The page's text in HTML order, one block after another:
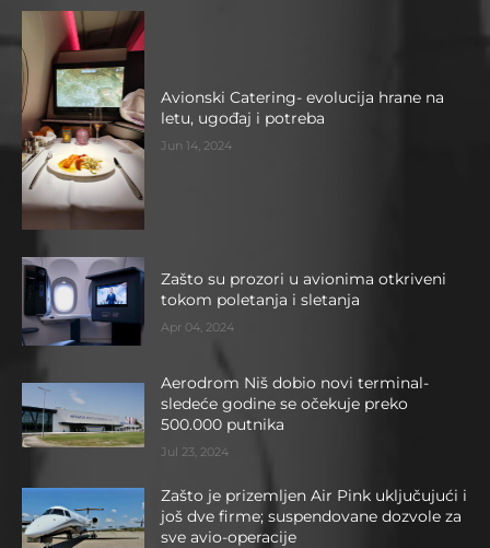
Avionski Catering- evolucija hrane na
letu, ugođaj i potreba
Jun 14, 2024
Zašto su prozori u avionima otkriveni
tokom poletanja i sletanja
Apr 04, 2024
Aerodrom Niš dobio novi terminal-
sledeće godine se očekuje preko
500.000 putnika
Jul 23, 2024
Zašto je prizemljen Air Pink uključujući i
još dve firme; suspendovane dozvole za
sve avio-operacije